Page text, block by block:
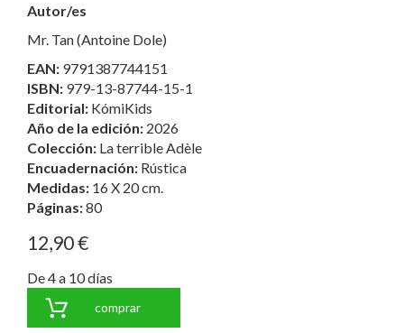
Autor/es
Mr. Tan (Antoine Dole)
EAN: 9791387744151
ISBN: 979-13-87744-15-1
Editorial: KómiKids
Año de la edición: 2026
Colección: La terrible Adèle
Encuadernación: Rústica
Medidas: 16 X 20 cm.
Páginas:80
12,90 €
De 4 a 10 días
comprar